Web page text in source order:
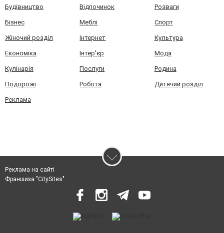
Будівництво Відпочинок Розваги
Бізнес Меблі Спорт
Жіночий розділ Інтернет Культура
Економіка Інтер'єр Мода
Кулінарія Послуги Родина
Подорожі Робота Дитячий розділ
Реклама
Реклама на сайті
Франшиза "CitySites"